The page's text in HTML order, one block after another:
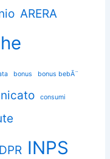
ARERA
bonus bonus bebÃ¨
consumi
INPS